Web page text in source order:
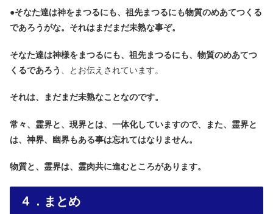
●そなた達は神をまつるにも、祖先まつるにも物質のめあてつくる
であろうがな。それはまだまだ未熟な事ぞ。
そなた達は神様をまつるにも、祖先まつるにも、物質のめあてつ
くるであろう
、とお伝えされています。
それは、まだまだ未熟なことなのです。
常々、霊界と、現界とは、一体化していますので、また、霊界と
は、神界、幽界もある事は忘れてはなりません。
物質と、霊界は、霊肉共に進むところがあります。
４．まとめ